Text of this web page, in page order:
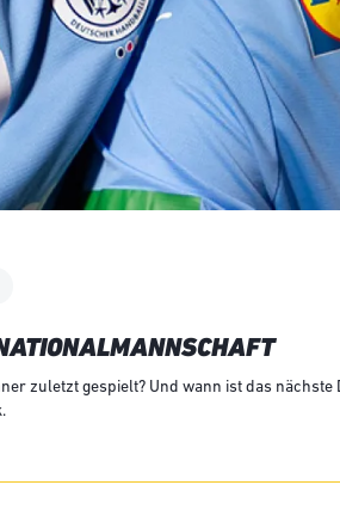
zuletzt gespielt? Und wann ist das